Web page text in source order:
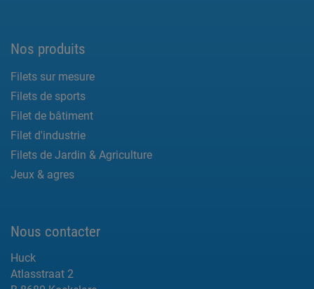
Nos produits
Filets sur mesure
Filets de sports
Filet de bâtiment
Filet d'industrie
Filets de Jardin & Agriculture
Jeux & agres
Nous contacter
Huck
Atlasstraat 2